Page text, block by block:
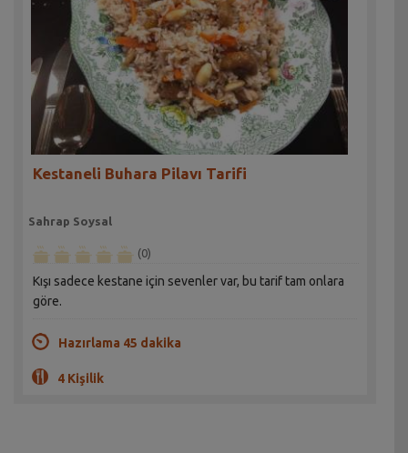
Kestaneli Buhara Pilavı Tarifi
Sahrap Soysal
(0)
Kışı sadece kestane için sevenler var, bu tarif tam onlara
göre.
Hazırlama 45 dakika
4 Kişilik